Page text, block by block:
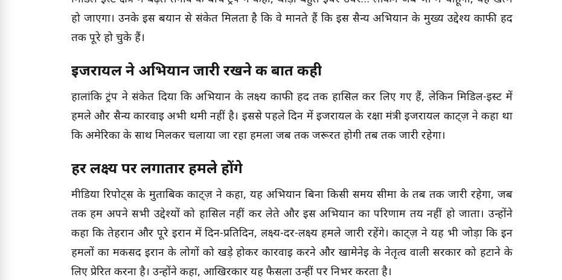
हो जाएगा। उनके इस बयान से संकेत मिलता है कि वे मानते हैं कि इस सैन्य अभियान के मुख्य उद्देश्य काफी हद
तक पूरे हो चुके हैं।
इजरायल ने अभियान जारी रखने की बात कही
हालांकि ट्रंप ने संकेत दिया कि अभियान के लक्ष्य काफी हद तक हासिल कर लिए गए हैं, लेकिन मिडिल-ईस्ट में
हमले और सैन्य कार्रवाई अभी थमी नहीं है। इससे पहले दिन में इजरायल के रक्षा मंत्री इजरायल काट्ज़ ने कहा था
कि अमेरिका के साथ मिलकर चलाया जा रहा हमला जब तक जरूरत होगी तब तक जारी रहेगा।
हर लक्ष्य पर लगातार हमले होंगे
मीडिया रिपोर्ट्स के मुताबिक काट्ज़ ने कहा, यह अभियान बिना किसी समय सीमा के तब तक जारी रहेगा, जब
तक हम अपने सभी उद्देश्यों को हासिल नहीं कर लेते और इस अभियान का परिणाम तय नहीं हो जाता। उन्होंने
कहा कि तेहरान और पूरे ईरान में दिन-प्रतिदिन, लक्ष्य-दर-लक्ष्य हमले जारी रहेंगे। काट्ज़ ने यह भी जोड़ा कि इन
हमलों का मकसद ईरान के लोगों को खड़े होकर कार्रवाई करने और खामेनेई के नेतृत्व वाली सरकार को हटाने के
लिए प्रेरित करना है। उन्होंने कहा, आखिरकार यह फैसला उन्हीं पर निर्भर करता है।